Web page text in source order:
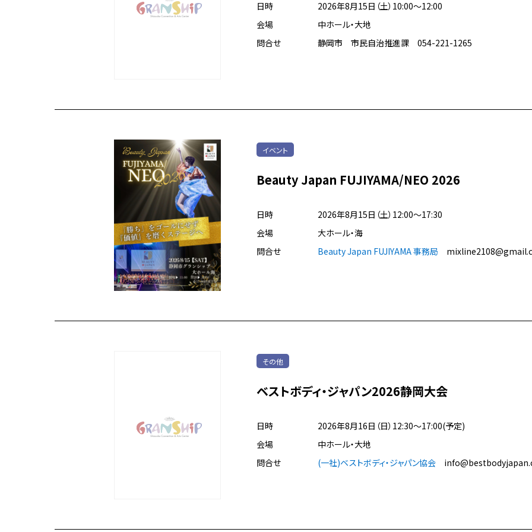
日時
2026年8月15日（土）10:00～12:00
会場
中ホール・大地
問合せ
静岡市 市民自治推進課 054-221-1265
イベント
Beauty Japan FUJIYAMA/NEO 2026
日時
2026年8月15日（土）12:00～17:30
会場
大ホール・海
問合せ
Beauty Japan FUJIYAMA 事務局
その他
ベストボディ・ジャパン2026静岡大会
日時
2026年8月16日（日）12:30～17:00(予定)
会場
中ホール・大地
問合せ
(一社)ベストボディ・ジャパン協会